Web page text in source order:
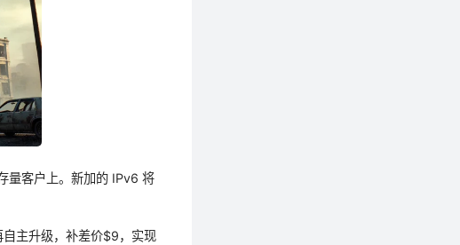
量客户上。新加的 IPv6 将
自主升级，补差价$9，实现